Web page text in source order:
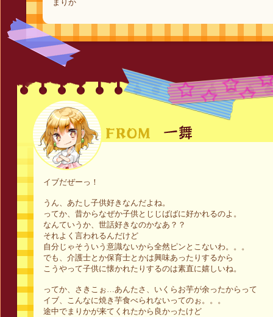
まりか
イブだぜーっ！
うん、あたし子供好きなんだよね。
ってか、昔からなぜか子供とじじばばに好かれるのよ。
なんていうか、世話好きなのかなあ？？
それよく言われるんだけど
自分じゃそういう意識ないから全然ピンとこないわ。。。
でも、介護士とか保育士とかは興味あったりするから
こうやって子供に懐かれたりするのは素直に嬉しいね。
ってか、さきこぉ…あんたさ、いくらお芋が余ったからって
イブ、こんなに焼き芋食べられないってのぉ。。。
途中でまりかが来てくれたから良かったけど